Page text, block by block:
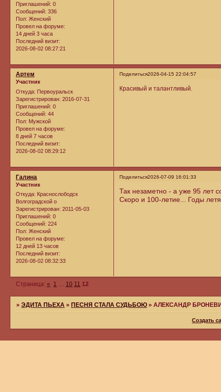
Приглашений: 0
Сообщений: 336
Пол: Женский
Провел на форуме:
14 дней 3 часа
Последний визит:
2026-08-02 08:27:21
Поделиться2026-04-15 22:04:57
Артем
Участник
Откуда: Первоуральск
Зарегистрирован: 2016-07-31
Приглашений: 0
Сообщений: 44
Пол: Мужской
Провел на форуме:
8 дней 7 часов
Последний визит:
2026-08-02 08:29:12
Красивый и талантливый.
Поделиться2026-07-09 16:01:33
Галина
Участник
Откуда: Краснослободск
Волгоградской о
Зарегистрирован: 2011-05-03
Приглашений: 0
Сообщений: 224
Пол: Женский
Провел на форуме:
12 дней 13 часов
Последний визит:
2026-08-02 08:32:33
Так незаметно - а уже 95 лет
Скоро и 100-летие... Годы
Страница:« 1 … 10 11 12
»ЭДИТА ПЬЕХА »ПЕСНЯ СТАЛА СУДЬБОЮ »АЛЕКСАНДР
Создать